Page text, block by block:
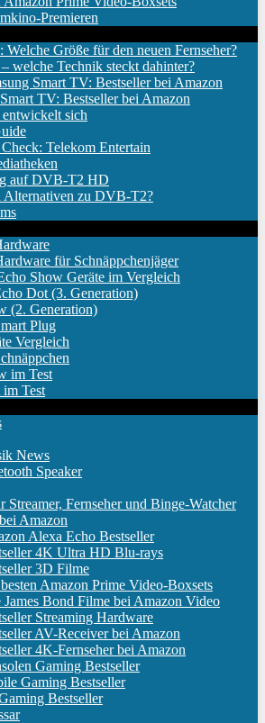
Premieren
Welche Größe für den neuen Fernseher?
welche Technik steckt dahinter?
Smart TV: Bestseller bei Amazon
TV: Bestseller bei Amazon
entwickelt sich
Telekom Entertain
auf DVB-T2 HD
Alternativen zu DVB-T2?
für Schnäppchenjäger
Show Geräte im Vergleich
Dot (3. Generation)
(2. Generation)
Plug
Vergleich
im Test
Test
News
Speaker
Streamer, Fernseher und Binge-Watcher
Amazon
Alexa Echo Bestseller
4K Ultra HD Blu-rays
3D Filme
Amazon Prime Video-Boxsets
Bond Filme bei Amazon Video
Streaming Hardware
AV-Receiver bei Amazon
4K-Fernseher bei Amazon
Gaming Bestseller
Gaming Bestseller
Bestseller